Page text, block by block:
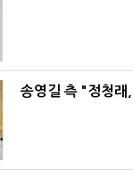
송영길 측 "정청